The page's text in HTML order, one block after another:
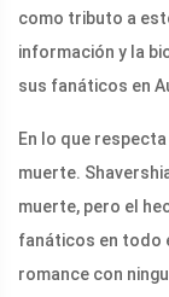
como tributo a
información y la
sus fanáticos en
En lo que
muerte.
muerte, pero el
fanáticos en todo
romance con